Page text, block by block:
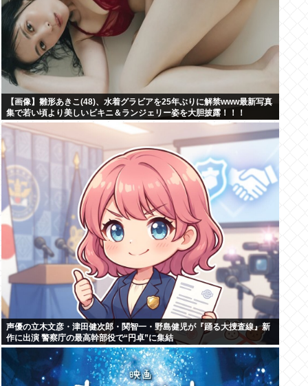
【画像】雛形あきこ(48)、水着グラビアを25年ぶりに解禁www最新写真
集で若い頃より美しいビキニ＆ランジェリー姿を大胆披露！！！
声優の立木文彦・津田健次郎・関智一・野島健児が『踊る大捜査線』新
作に出演 警察庁の最高幹部役で“円卓”に集結